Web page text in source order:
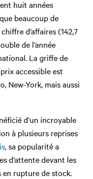
huit années
beaucoup de
d’affaires (142,7
de l’année
La griffe de
accessible est
New-York, mais aussi
d’un incroyable
à plusieurs reprises
, sa popularité a
d’attente devant les
en rupture de stock.